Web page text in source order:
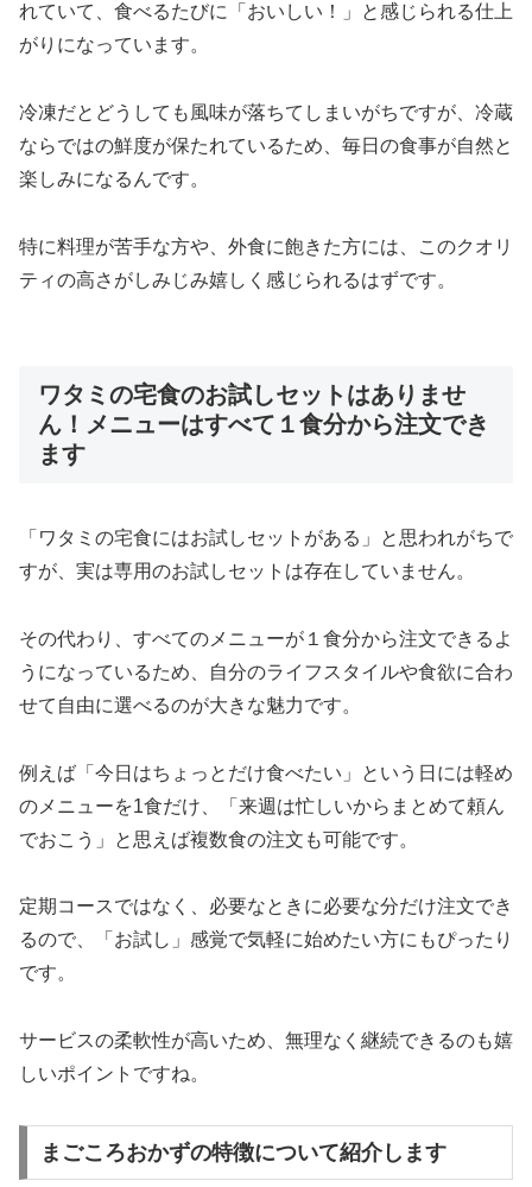
れていて、食べるたびに「おいしい！」と感じられる仕上
がりになっています。
冷凍だとどうしても風味が落ちてしまいがちですが、冷蔵
ならではの鮮度が保たれているため、毎日の食事が自然と
楽しみになるんです。
特に料理が苦手な方や、外食に飽きた方には、このクオリ
ティの高さがしみじみ嬉しく感じられるはずです。
ワタミの宅食のお試しセットはありませ
ん！メニューはすべて１食分から注文でき
ます
「ワタミの宅食にはお試しセットがある」と思われがちで
すが、実は専用のお試しセットは存在していません。
その代わり、すべてのメニューが１食分から注文できるよ
うになっているため、自分のライフスタイルや食欲に合わ
せて自由に選べるのが大きな魅力です。
例えば「今日はちょっとだけ食べたい」という日には軽め
のメニューを1食だけ、「来週は忙しいからまとめて頼ん
でおこう」と思えば複数食の注文も可能です。
定期コースではなく、必要なときに必要な分だけ注文でき
るので、「お試し」感覚で気軽に始めたい方にもぴったり
です。
サービスの柔軟性が高いため、無理なく継続できるのも嬉
しいポイントですね。
まごころおかずの特徴について紹介します